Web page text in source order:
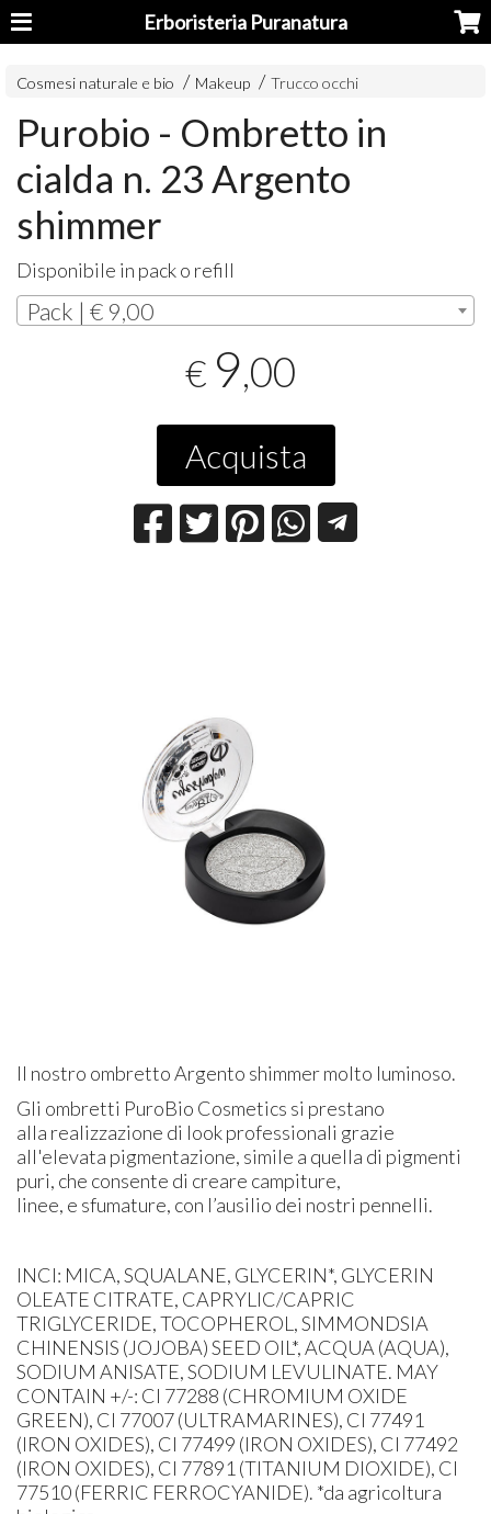
Erboristeria Puranatura
Cosmesi naturale e bio Makeup Trucco occhi
Purobio - Ombretto in
cialda n. 23 Argento
shimmer
Disponibile in pack o refill
Pack | € 9,00
€ 9,00
Acquista
Il nostro ombretto Argento shimmer molto luminoso.
Gli ombretti PuroBio Cosmetics si prestano
alla realizzazione di look professionali grazie
all'elevata pigmentazione, simile a quella di pigmenti
puri, che consente di creare campiture,
linee, e sfumature, con l’ausilio dei nostri pennelli.
INCI: MICA, SQUALANE, GLYCERIN*, GLYCERIN
OLEATE CITRATE, CAPRYLIC/CAPRIC
TRIGLYCERIDE, TOCOPHEROL, SIMMONDSIA
CHINENSIS (JOJOBA) SEED OIL*, ACQUA (AQUA),
SODIUM ANISATE, SODIUM LEVULINATE. MAY
CONTAIN +/-: CI 77288 (CHROMIUM OXIDE
GREEN), CI 77007 (ULTRAMARINES), CI 77491
(IRON OXIDES), CI 77499 (IRON OXIDES), CI 77492
(IRON OXIDES), CI 77891 (TITANIUM DIOXIDE), CI
77510 (FERRIC FERROCYANIDE). *da agricoltura